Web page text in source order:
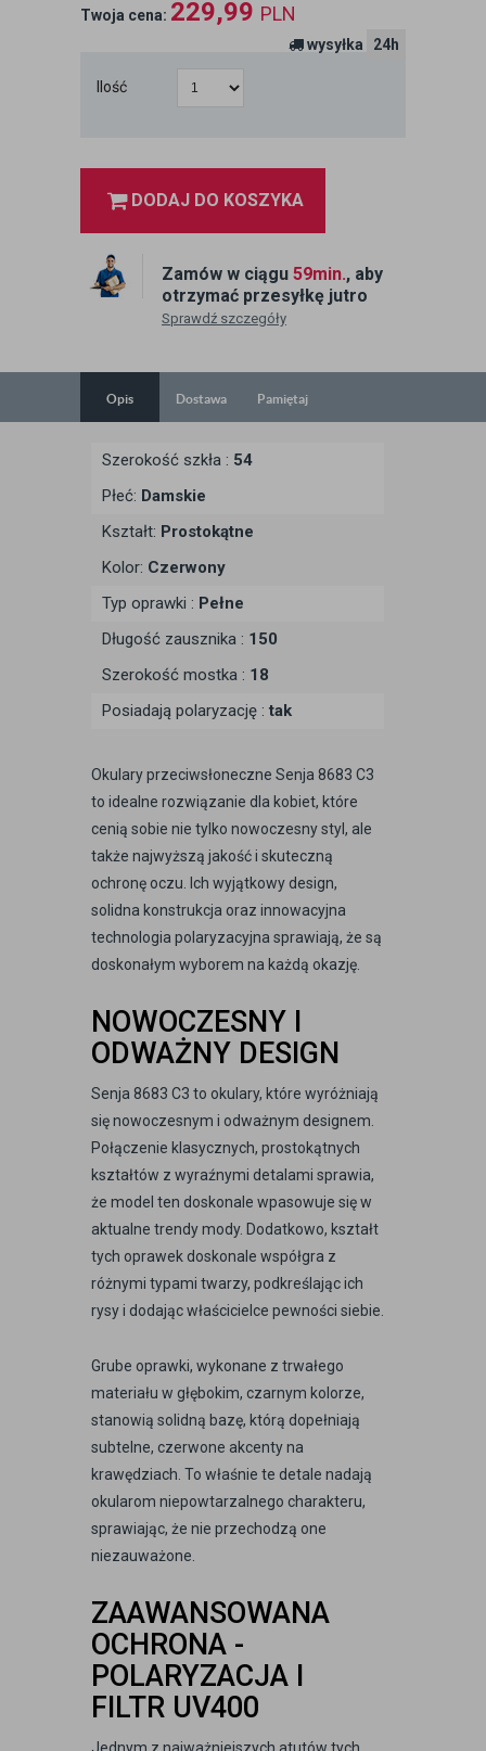
Twoja cena: 229,99 PLN
wysyłka 24h
Ilość
DODAJ DO KOSZYKA
Zamów w ciągu 59min., aby
otrzymać przesyłkę jutro
Sprawdź szczegóły
Opis Dostawa Pamiętaj
Szerokość szkła : 54
Płeć: Damskie
Kształt: Prostokątne
Kolor: Czerwony
Typ oprawki : Pełne
Długość zausznika : 150
Szerokość mostka : 18
Posiadają polaryzację : tak
Okulary przeciwsłoneczne Senja 8683 C3
to idealne rozwiązanie dla kobiet, które
cenią sobie nie tylko nowoczesny styl, ale
także najwyższą jakość i skuteczną
ochronę oczu. Ich wyjątkowy design,
solidna konstrukcja oraz innowacyjna
technologia polaryzacyjna sprawiają, że są
doskonałym wyborem na każdą okazję.
NOWOCZESNY I
ODWAŻNY DESIGN
Senja 8683 C3 to okulary, które wyróżniają
się nowoczesnym i odważnym designem.
Połączenie klasycznych, prostokątnych
kształtów z wyraźnymi detalami sprawia,
że model ten doskonale wpasowuje się w
aktualne trendy mody. Dodatkowo, kształt
tych oprawek doskonale współgra z
różnymi typami twarzy, podkreślając ich
rysy i dodając właścicielce pewności siebie.
Grube oprawki, wykonane z trwałego
materiału w głębokim, czarnym kolorze,
stanowią solidną bazę, którą dopełniają
subtelne, czerwone akcenty na
krawędziach. To właśnie te detale nadają
okularom niepowtarzalnego charakteru,
sprawiając, że nie przechodzą one
niezauważone.
ZAAWANSOWANA
OCHRONA -
POLARYZACJA I
FILTR UV400